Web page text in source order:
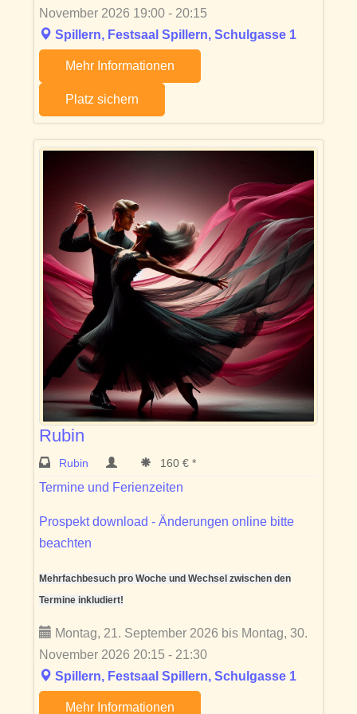
November 2026 19:00 - 20:15
Spillern, Festsaal Spillern, Schulgasse 1
Mehr Informationen
Platz sichern
Rubin
Rubin 160 € *
Termine und Ferienzeiten
Prospekt download - Änderungen online bitte
beachten
Mehrfachbesuch pro Woche und Wechsel zwischen den
Termine inkludiert!
Montag, 21. September 2026 bis Montag, 30.
November 2026 20:15 - 21:30
Spillern, Festsaal Spillern, Schulgasse 1
Mehr Informationen